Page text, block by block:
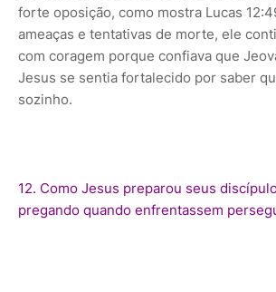
forte oposição, como mostra Lucas
ameaças e tentativas de morte, ele
com coragem porque confiava que
Jesus se sentia fortalecido por saber
sozinho.
12. Como Jesus preparou seus
pregando quando enfrentassem